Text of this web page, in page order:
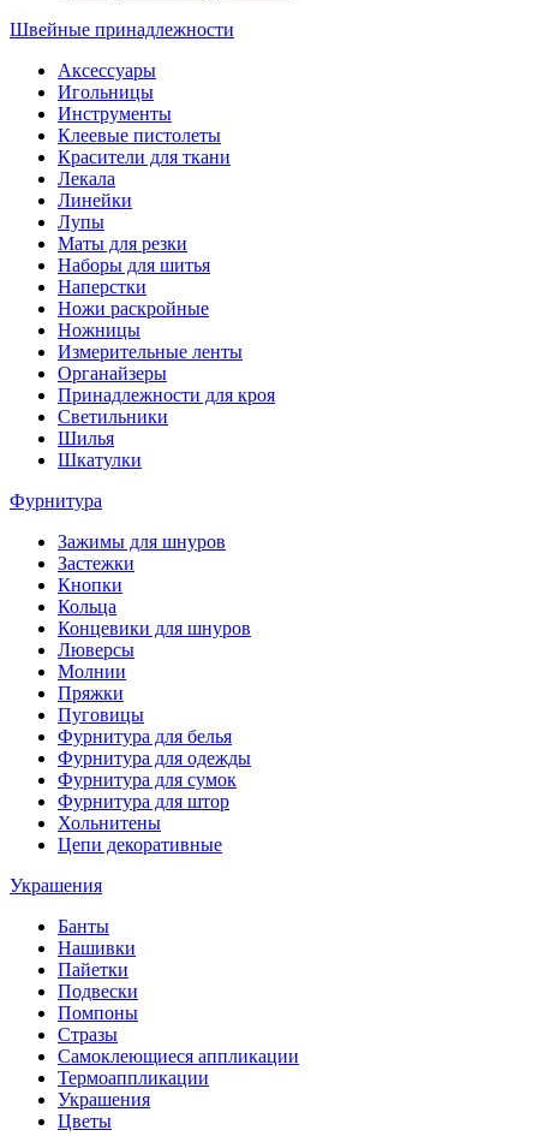
Швейные принадлежности
Аксессуары
Игольницы
Инструменты
Клеевые пистолеты
Красители для ткани
Лекала
Линейки
Лупы
Маты для резки
Наборы для шитья
Наперстки
Ножи раскройные
Ножницы
Измерительные ленты
Органайзеры
Принадлежности для кроя
Светильники
Шилья
Шкатулки
Фурнитура
Зажимы для шнуров
Застежки
Кнопки
Кольца
Концевики для шнуров
Люверсы
Молнии
Пряжки
Пуговицы
Фурнитура для белья
Фурнитура для одежды
Фурнитура для сумок
Фурнитура для штор
Хольнитены
Цепи декоративные
Украшения
Банты
Нашивки
Пайетки
Подвески
Помпоны
Стразы
Самоклеющиеся аппликации
Термоаппликации
Украшения
Цветы